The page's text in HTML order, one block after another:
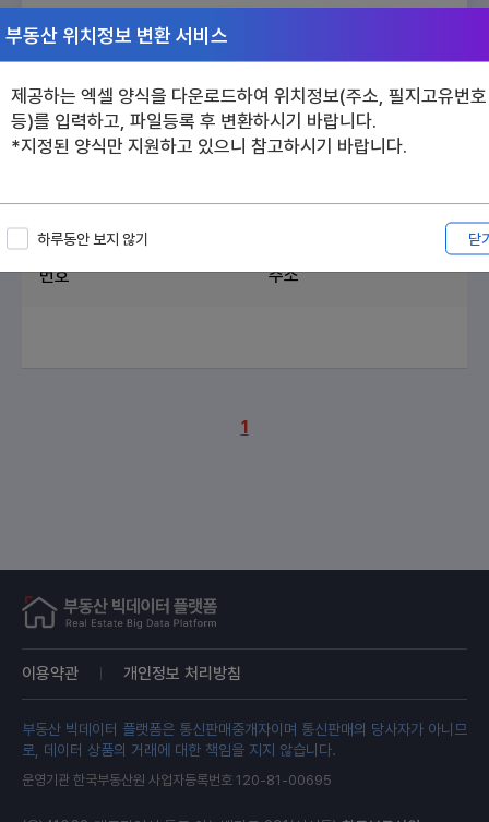
목록 다운로드
번호 주소
1
이용약관 개인정보 처리방침
부동산 빅데이터 플랫폼은 통신판매중개자이며 통신판매의 당사자가 아니므
로, 데이터 상품의 거래에 대한 책임을 지지 않습니다.
운영기관 한국부동산원 사업자등록번호 120-81-00695
부동산 위치정보 변환 서비스
제공하는 엑셀 양식을 다운로드하여 위치정보(주소, 필지고유번호
등)를 입력하고, 파일등록 후 변환하시기 바랍니다.
*지정된 양식만 지원하고 있으니 참고하시기 바랍니다.
하루동안 보지 않기 닫